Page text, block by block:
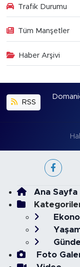
Trafik Durumu
Tüm Manşetler
Haber Arşivi
RSS
Ana Sayfa
Foto